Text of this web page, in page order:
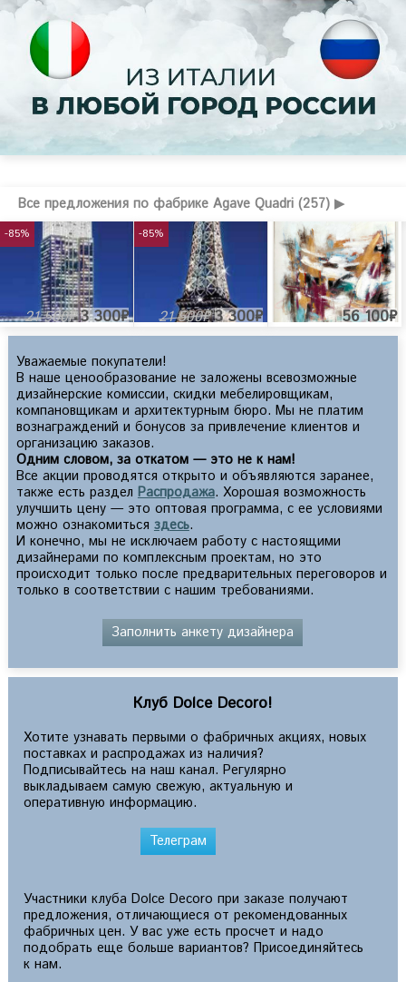
Все предложения по фабрике Agave Quadri (257) ▶
21 500₽ 3 300₽
-85%
21 500₽ 3 300₽
-85%
56 100₽
Уважаемые покупатели!
В наше ценообразование не заложены всевозможные
дизайнерские комиссии, скидки мебелировщикам,
компановщикам и архитектурным бюро. Мы не платим
вознаграждений и бонусов за привлечение клиентов и
организацию заказов.
Одним словом, за откатом — это не к нам!
Все акции проводятся открыто и объявляются заранее,
также есть раздел Распродажа. Хорошая возможность
улучшить цену — это оптовая программа, с ее условиями
можно ознакомиться здесь.
И конечно, мы не исключаем работу с настоящими
дизайнерами по комплексным проектам, но это
происходит только после предварительных переговоров и
только в соответствии с нашим требованиями.
Заполнить анкету дизайнера
Клуб Dolce Decoro!
Хотите узнавать первыми о фабричных акциях, новых
поставках и распродажах из наличия?
Подписывайтесь на наш канал. Регулярно
выкладываем самую свежую, актуальную и
оперативную информацию.
Телеграм
Участники клуба Dolce Decoro при заказе получают
предложения, отличающиеся от рекомендованных
фабричных цен. У вас уже есть просчет и надо
подобрать еще больше вариантов? Присоединяйтесь
к нам.